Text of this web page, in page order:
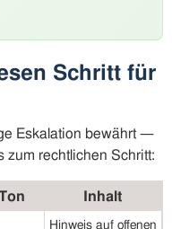
Schritt für
Eskalation bewährt —
zum rechtlichen Schritt:
Inhalt
Hinweis auf offenen